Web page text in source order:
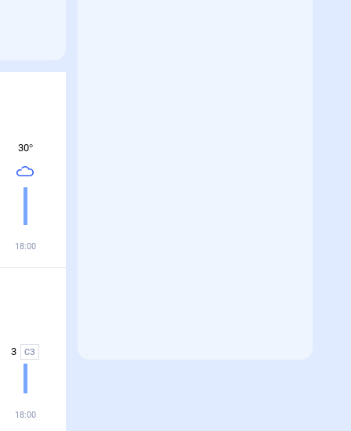
30°
18:00
3 СЗ
18:00